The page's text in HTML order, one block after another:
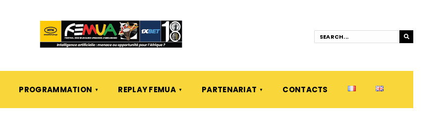
PROGRAMMATION REPLAY FEMUA PARTENARIAT CONTACTS